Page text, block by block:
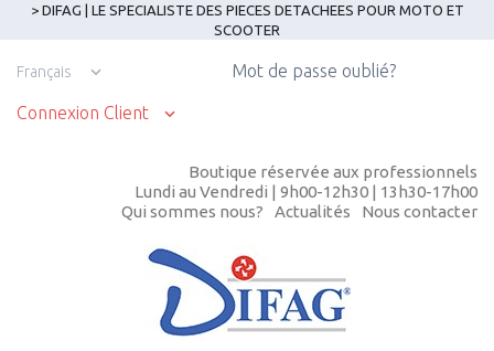
> DIFAG | LE SPECIALISTE DES PIECES DETACHEES POUR MOTO ET
SCOOTER
Français
Connexion Client
Mot de passe oublié?
Boutique réservée aux professionnels
Lundi au Vendredi | 9h00-12h30 | 13h30-17h00
Qui sommes nous?
Actualités Nous contacter